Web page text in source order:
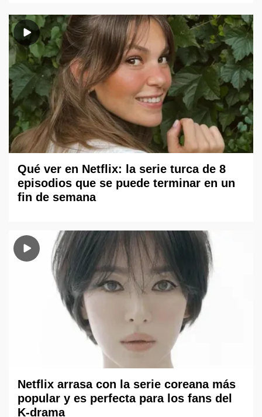
Qué ver en Netflix: la serie turca de 8
episodios que se puede terminar en un
fin de semana
Netflix arrasa con la serie coreana más
popular y es perfecta para los fans del
K-drama